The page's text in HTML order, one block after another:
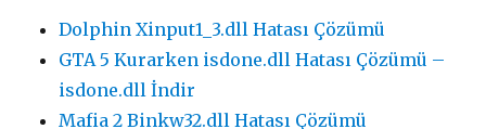
Dolphin Xinput1_3.dll Hatası Çözümü
GTA 5 Kurarken isdone.dll Hatası Çözümü –
isdone.dll İndir
Mafia 2 Binkw32.dll Hatası Çözümü